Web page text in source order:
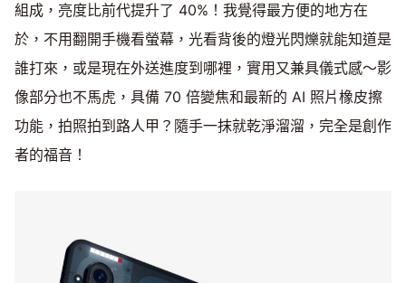
組成，亮度比前代提升了 40%！我覺得最方便的地方在
於，不用翻開手機看螢幕，光看背後的燈光閃爍就能知道是
誰打來，或是現在外送進度到哪裡，實用又兼具儀式感～影
像部分也不馬虎，具備 70 倍變焦和最新的 AI 照片橡皮擦
功能，拍照拍到路人甲？隨手一抹就乾淨溜溜，完全是創作
者的福音！